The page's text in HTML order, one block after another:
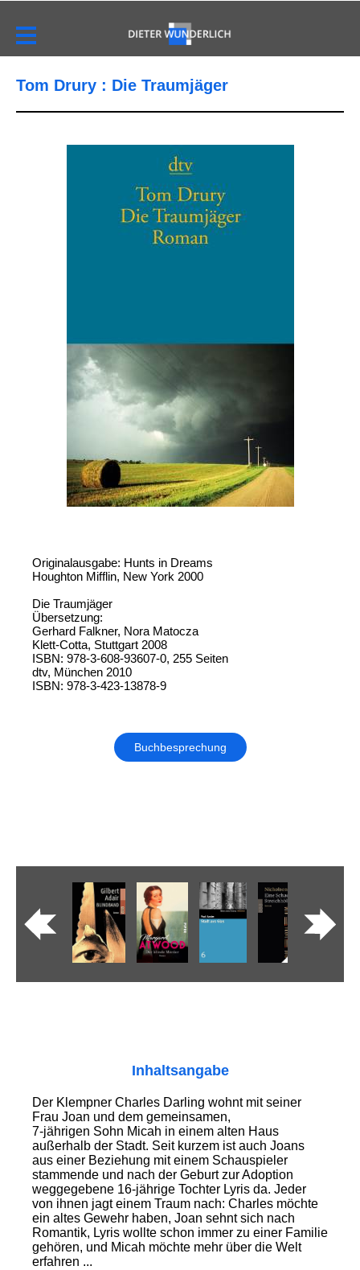
Tom Drury : Die Traumjäger
Originalausgabe: Hunts in Dreams
Houghton Mifflin, New York 2000
Die Traumjäger
Übersetzung:
Gerhard Falkner, Nora Matocza
Klett-Cotta, Stuttgart 2008
ISBN: 978-3-608-93607-0, 255 Seiten
dtv, München 2010
ISBN: 978-3-423-13878-9
Buchbesprechung
Inhaltsangabe
Der Klempner Charles Darling wohnt mit seiner
Frau Joan und dem gemeinsamen,
7-jährigen Sohn Micah in einem alten Haus
außerhalb der Stadt. Seit kurzem ist auch Joans
aus einer Beziehung mit einem Schauspieler
stammende und nach der Geburt zur Adoption
weggegebene 16-jährige Tochter Lyris da. Jeder
von ihnen jagt einem Traum nach: Charles möchte
ein altes Gewehr haben, Joan sehnt sich nach
Romantik, Lyris wollte schon immer zu einer Familie
gehören, und Micah möchte mehr über die Welt
erfahren ...